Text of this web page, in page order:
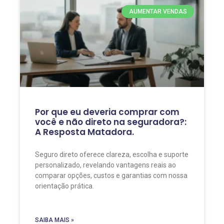
AUMENTAR VENDAS
Por que eu deveria comprar com
você e não direto na seguradora?:
A Resposta Matadora.
Seguro direto oferece clareza, escolha e suporte
personalizado, revelando vantagens reais ao
comparar opções, custos e garantias com nossa
orientação prática.
SAIBA MAIS »